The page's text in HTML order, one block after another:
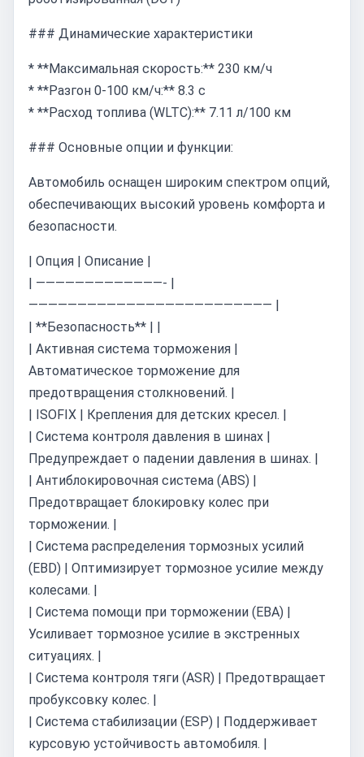
### Динамические характеристики
* **Максимальная скорость:** 230 км/ч
* **Разгон 0-100 км/ч:** 8.3 с
* **Расход топлива (WLTC):** 7.11 л/100 км
### Основные опции и функции:
Автомобиль оснащен широким спектром опций,
обеспечивающих высокий уровень комфорта и
безопасности.
| Опция | Описание |
| —————————————- |
————————————————————————— |
| **Безопасность** | |
| Активная система торможения |
Автоматическое торможение для
предотвращения столкновений. |
| ISOFIX | Крепления для детских кресел. |
| Система контроля давления в шинах |
Предупреждает о падении давления в шинах. |
| Антиблокировочная система (ABS) |
Предотвращает блокировку колес при
торможении. |
| Система распределения тормозных усилий
(EBD) | Оптимизирует тормозное усилие между
колесами. |
| Система помощи при торможении (EBA) |
Усиливает тормозное усилие в экстренных
ситуациях. |
| Система контроля тяги (ASR) | Предотвращает
пробуксовку колес. |
| Система стабилизации (ESP) | Поддерживает
курсовую устойчивость автомобиля. |